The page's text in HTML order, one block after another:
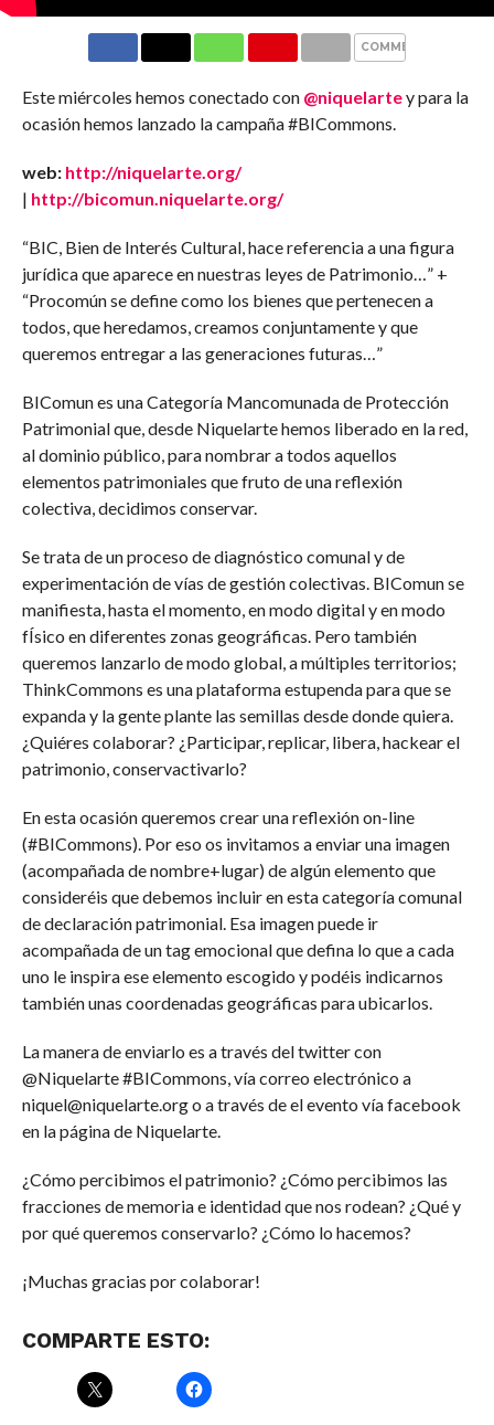
COMMENTS
Este miércoles hemos conectado con @niquelartey para la
ocasión hemos lanzado la campaña #BICommons.
web: http://niquelarte.org/
| http://bicomun.niquelarte.org/
“BIC, Bien de Interés Cultural, hace referencia a una figura
jurídica que aparece en nuestras leyes de Patrimonio…” +
“Procomún se define como los bienes que pertenecen a
todos, que heredamos, creamos conjuntamente y que
queremos entregar a las generaciones futuras…”
BIComun es una Categoría Mancomunada de Protección
Patrimonial que, desde Niquelarte hemos liberado en la red,
al dominio público, para nombrar a todos aquellos
elementos patrimoniales que fruto de una reflexión
colectiva, decidimos conservar.
Se trata de un proceso de diagnóstico comunal y de
experimentación de vías de gestión colectivas. BIComun se
manifiesta, hasta el momento, en modo digital y en modo
fÍsico en diferentes zonas geográficas. Pero también
queremos lanzarlo de modo global, a múltiples territorios;
ThinkCommons es una plataforma estupenda para que se
expanda y la gente plante las semillas desde donde quiera.
¿Quiéres colaborar? ¿Participar, replicar, libera, hackear el
patrimonio, conservactivarlo?
En esta ocasión queremos crear una reflexión on-line
(#BICommons). Por eso os invitamos a enviar una imagen
(acompañada de nombre+lugar) de algún elemento que
consideréis que debemos incluir en esta categoría comunal
de declaración patrimonial. Esa imagen puede ir
acompañada de un tag emocional que defina lo que a cada
uno le inspira ese elemento escogido y podéis indicarnos
también unas coordenadas geográficas para ubicarlos.
La manera de enviarlo es a través del twitter con
@Niquelarte #BICommons, vía correo electrónico a
niquel@niquelarte.org o a través de el evento vía facebook
en la página de Niquelarte.
¿Cómo percibimos el patrimonio? ¿Cómo percibimos las
fracciones de memoria e identidad que nos rodean? ¿Qué y
por qué queremos conservarlo? ¿Cómo lo hacemos?
¡Muchas gracias por colaborar!
COMPARTE ESTO: